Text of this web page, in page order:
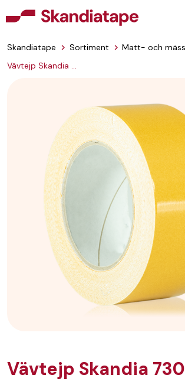
Skandiatape Sortiment
Vävtejp Skandia 730
Vävtejp Skandia 730